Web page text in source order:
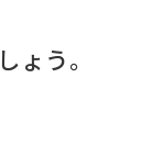
う。